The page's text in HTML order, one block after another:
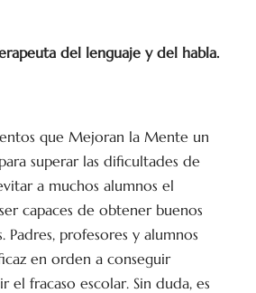
del lenguaje y del habla.
que Mejoran la Mente un
superar las dificultades de
a muchos alumnos el
capaces de obtener buenos
Padres, profesores y alumnos
en orden a conseguir
el fracaso escolar. Sin duda, es